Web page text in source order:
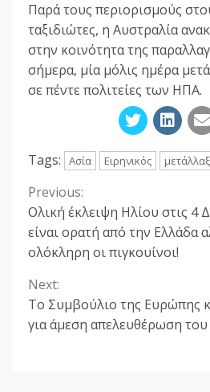
Παρά τους περιορισμούς
ταξιδιώτες, η Αυστραλία
στην κοινότητα της
σήμερα, μία μόλις ημέρα
σε πέντε πολιτείες των ΗΠΑ.
Tags: Ασία Ειρηνικός
Continue
Reading
Previous:
Ολική έκλειψη Ηλίου στις 4
είναι ορατή από την Ελλάδα
ολόκληρη οι πιγκουίνοι!
Next:
Το Συμβούλιο της Ευρώπης
για άμεση απελευθέρωση του